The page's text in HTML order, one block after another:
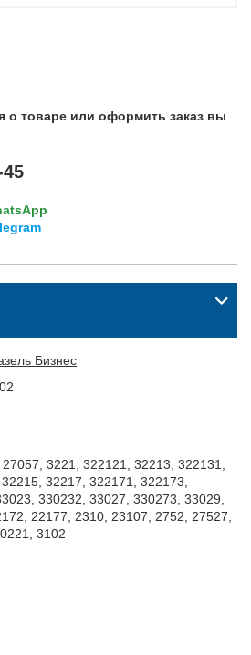
о товаре или оформить заказ вы
Бизнес
3221, 322121, 32213, 322131,
32217, 322171, 322173,
330232, 33027, 330273, 33029,
22177, 2310, 23107, 2752, 27527,
3102